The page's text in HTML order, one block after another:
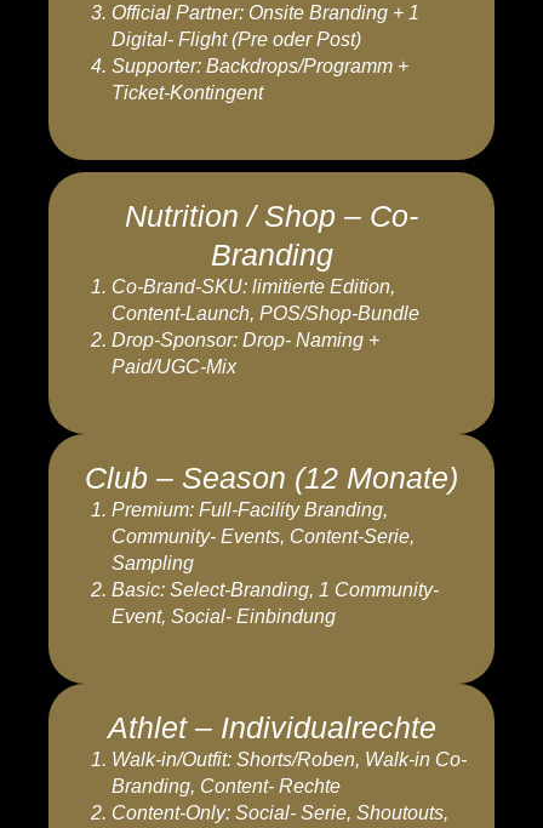
Official Partner: Onsite Branding + 1
Digital- Flight (Pre oder Post)
Supporter: Backdrops/Programm +
Ticket-Kontingent
Nutrition / Shop – Co-
Branding
Co-Brand-SKU: limitierte Edition,
Content-Launch, POS/Shop-Bundle
Drop-Sponsor: Drop- Naming +
Paid/UGC-Mix
Club – Season (12 Monate)
Premium: Full-Facility Branding,
Community- Events, Content-Serie,
Sampling
Basic: Select-Branding, 1 Community-
Event, Social- Einbindung
Athlet – Individualrechte
Walk-in/Outfit: Shorts/Roben, Walk-in Co-
Branding, Content- Rechte
Content-Only: Social- Serie, Shoutouts,